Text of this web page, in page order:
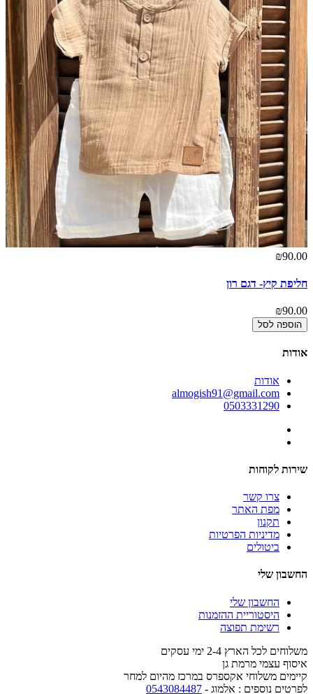
₪90.00
חליפת קיץ- דגם רון
₪90.00
הוספה לסל
אודות
אודות
almogish91@gmail.com
0503331290
שירות לקוחות
צרו קשר
מפת האתר
תקנון
מדיניות הפרטיות
ביטולים
החשבון שלי
החשבון שלי
היסטוריית ההזמנות
רשימת תפוצה
משלוחים לכל הארץ 2-4 ימי עסקים
איסוף עצמי מרמת גן
קיימים משלוחי אקספרס במרכז מהיום למחר
לפרטים נוספים : אלמוג - 0543084487